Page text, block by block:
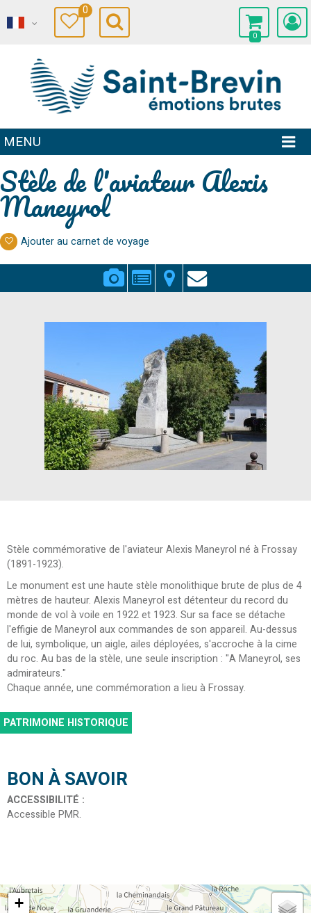
0
0
MENU
Stèle de l'aviateur Alexis
Maneyrol
Ajouter au carnet de voyage
Stèle commémorative de l'aviateur Alexis Maneyrol né à Frossay
(1891-1923).
Le monument est une haute stèle monolithique brute de plus de 4
mètres de hauteur. Alexis Maneyrol est détenteur du record du
monde de vol à voile en 1922 et 1923. Sur sa face se détache
l'effigie de Maneyrol aux commandes de son appareil. Au-dessus
de lui, symbolique, un aigle, ailes déployées, s'accroche à la cime
du roc. Au bas de la stèle, une seule inscription : "A Maneyrol, ses
admirateurs."
Chaque année, une commémoration a lieu à Frossay.
PATRIMOINE HISTORIQUE
BON À SAVOIR
ACCESSIBILITÉ :
Accessible PMR
+